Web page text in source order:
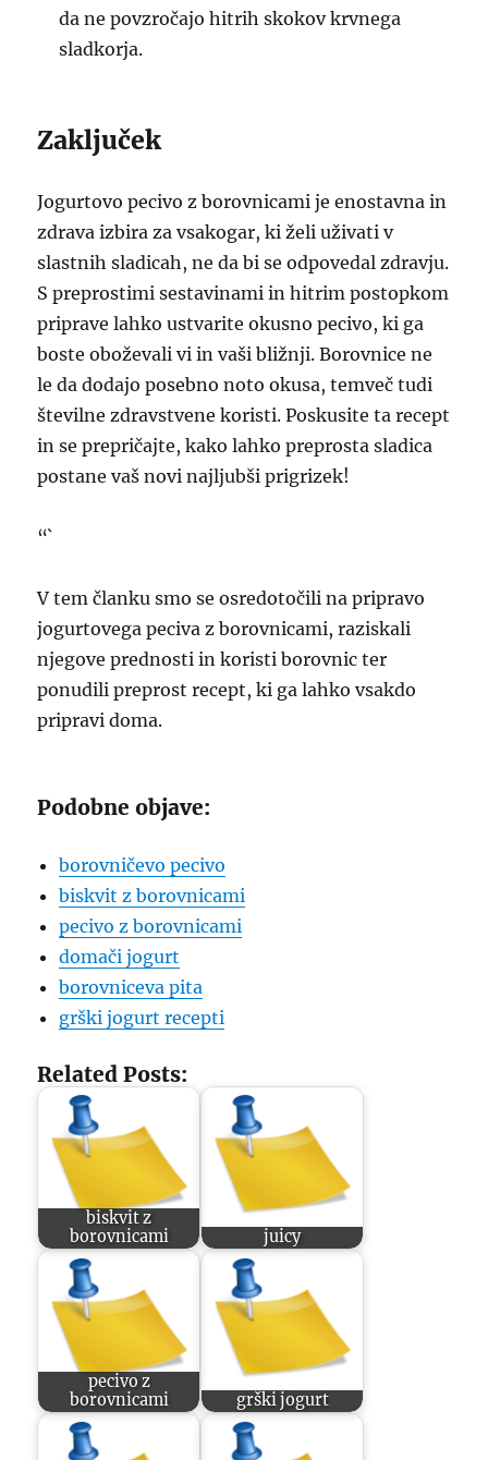
da ne povzročajo hitrih skokov krvnega
sladkorja.
Zaključek
Jogurtovo pecivo z borovnicami je enostavna in
zdrava izbira za vsakogar, ki želi uživati v
slastnih sladicah, ne da bi se odpovedal zdravju.
S preprostimi sestavinami in hitrim postopkom
priprave lahko ustvarite okusno pecivo, ki ga
boste oboževali vi in vaši bližnji. Borovnice ne
le da dodajo posebno noto okusa, temveč tudi
številne zdravstvene koristi. Poskusite ta recept
in se prepričajte, kako lahko preprosta sladica
postane vaš novi najljubši prigrizek!
“`
V tem članku smo se osredotočili na pripravo
jogurtovega peciva z borovnicami, raziskali
njegove prednosti in koristi borovnic ter
ponudili preprost recept, ki ga lahko vsakdo
pripravi doma.
Podobne objave:
borovničevo pecivo
biskvit z borovnicami
pecivo z borovnicami
domači jogurt
borovniceva pita
grški jogurt recepti
Related Posts:
biskvit z
borovnicami
juicy
pecivo z
borovnicami
grški jogurt